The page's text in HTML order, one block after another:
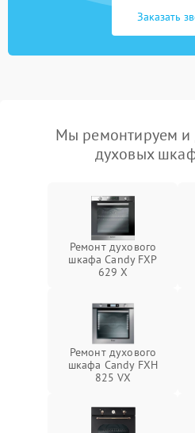
Заказать
Мы ремонтируем и
духовых
Ремонт духового
шкафа Candy FXP
629 X
Ремонт духового
шкафа Candy FXH
825 VX